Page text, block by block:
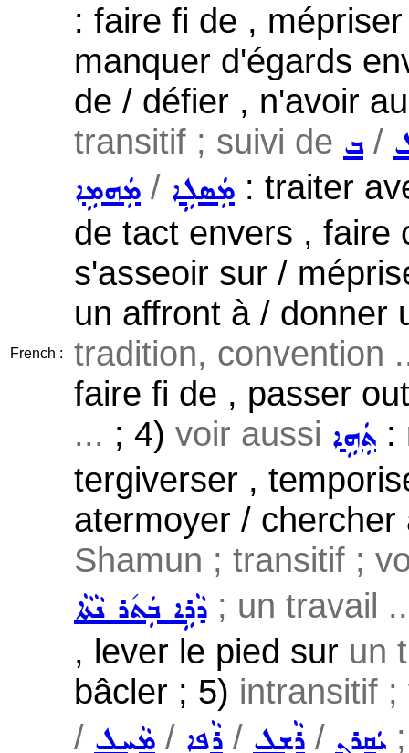
French :
: faire fi de ,
manquer d'égards
de / défier , n'avoir
transitif ; suivi de ܒ/
ܡܲܗܡܹܐ / ܡܲܣܠܹܐ : traiter
de tact envers , faire
s'asseoir sur /
un affront à / donner
tradition, convention
faire fi de , passer
... ; 4) voir aussi ܬܲܗܹܐ :
tergiverser ,
atermoyer /
Shamun ; transitif ;
ܕܵܪܹܐ ܒܲܬ݇ܪ ܢܵܬܵܐ ; un travail
, lever le pied sur un
bâcler ; 5) intransitif
/ ܡܵܚܹܠ / ܪܵܦܹܐ / ܪܵܫܹܠ / ܝܲܩܪܸܢ